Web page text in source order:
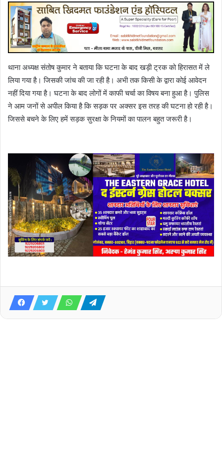
थाना अध्यक्ष संतोष कुमार ने बताया कि घटना के बाद खड़ी ट्रक को हिरासत में ले
लिया गया है। जिसकी जांच की जा रही है। अभी तक किसी के द्वारा कोई आवेदन
नहीं दिया गया है। घटना के बाद लोगों में काफी चर्चा का विषय बना हुआ है। पुलिस
ने आम जनों से अपील किया है कि सड़क पर अक्सर इस तरह की घटना हो रही है।
जिससे बचने के लिए हमें सड़क सुरक्षा के नियमों का पालन बहुत जरूरी है।